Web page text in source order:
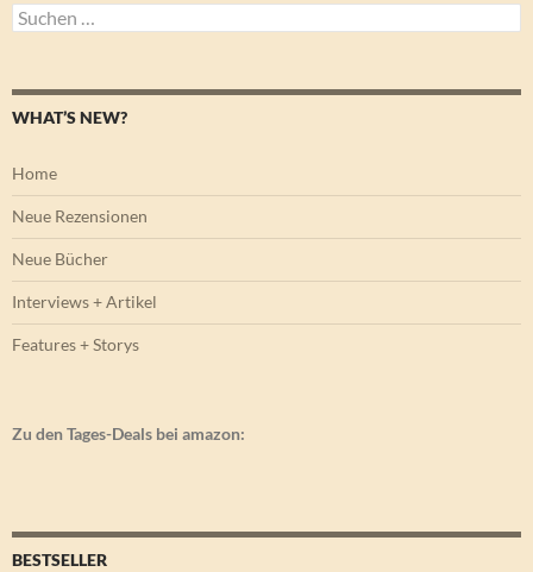
Suchen
nach:
WHAT’S NEW?
Home
Neue Rezensionen
Neue Bücher
Interviews + Artikel
Features + Storys
Zu den Tages-Deals bei amazon:
BESTSELLER